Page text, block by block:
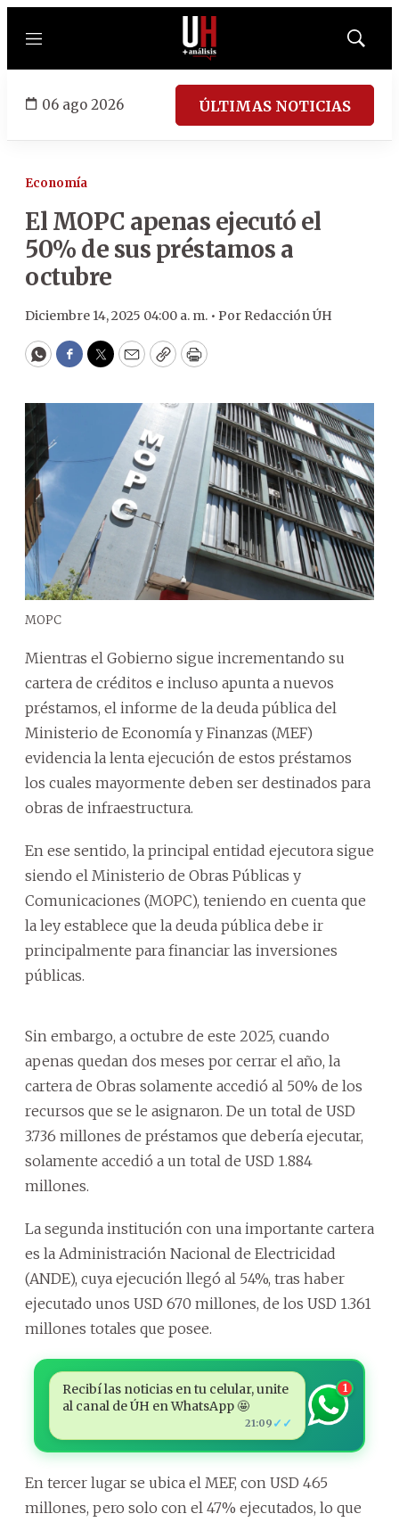
Menú
Mostrar
06 ago 2026 ÚLTIMAS NOTICIAS
Economía
El MOPC apenas ejecutó el
50% de sus préstamos a
octubre
Diciembre 14, 2025 04:00 a. m. • Por Redacción ÚH
WhatsApp
Facebook
Twitter
EmailCopyPrint
MOPC
Mientras el Gobierno sigue incrementando su
cartera de créditos e incluso apunta a nuevos
préstamos, el informe de la deuda pública del
Ministerio de Economía y Finanzas (MEF)
evidencia la lenta ejecución de estos préstamos
los cuales mayormente deben ser destinados para
obras de infraestructura.
En ese sentido, la principal entidad ejecutora sigue
siendo el Ministerio de Obras Públicas y
Comunicaciones (MOPC), teniendo en cuenta que
la ley establece que la deuda pública debe ir
principalmente para financiar las inversiones
públicas.
Sin embargo, a octubre de este 2025, cuando
apenas quedan dos meses por cerrar el año, la
cartera de Obras solamente accedió al 50% de los
recursos que se le asignaron. De un total de USD
3.736 millones de préstamos que debería ejecutar,
solamente accedió a un total de USD 1.884
millones.
La segunda institución con una importante cartera
es la Administración Nacional de Electricidad
(ANDE), cuya ejecución llegó al 54%, tras haber
ejecutado unos USD 670 millones, de los USD 1.361
millones totales que posee.
Recibí las noticias en tu celular, unite
al canal de ÚH en WhatsApp 🤩
21:09 ✓✓
1
En tercer lugar se ubica el MEF, con USD 465
millones, pero solo con el 47% ejecutados, lo que